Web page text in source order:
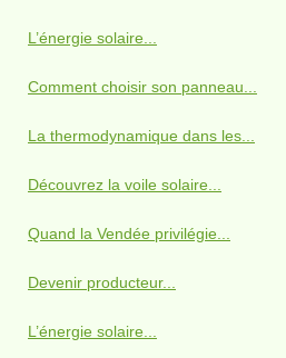
L’énergie solaire...
Comment choisir son panneau...
La thermodynamique dans les...
Découvrez la voile solaire...
Quand la Vendée privilégie...
Devenir producteur...
L’énergie solaire...